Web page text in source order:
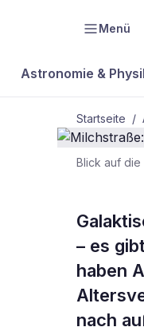
Menü
Astronomie &
Startseite /
Blick auf die
– es
haben
nach